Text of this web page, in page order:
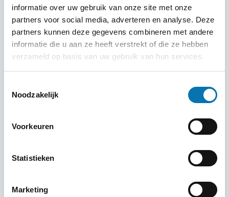
informatie over uw gebruik van onze site met onze
partners voor social media, adverteren en analyse. Deze
partners kunnen deze gegevens combineren met andere
informatie die u aan ze heeft verstrekt of die ze hebben
verzameld op basis van uw gebruik van hun services.
Noodzakelijk
Voorkeuren
Statistieken
Marketing
Voorwaarden
Kosten
Spoed